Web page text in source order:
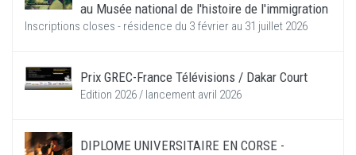
au Musée national de l'histoire de l'immigration
Inscriptions closes - résidence du 3 février au 31 juillet 2026
Prix GREC-France Télévisions / Dakar Court
Edition 2026 / lancement avril 2026
DIPLOME UNIVERSITAIRE EN CORSE -